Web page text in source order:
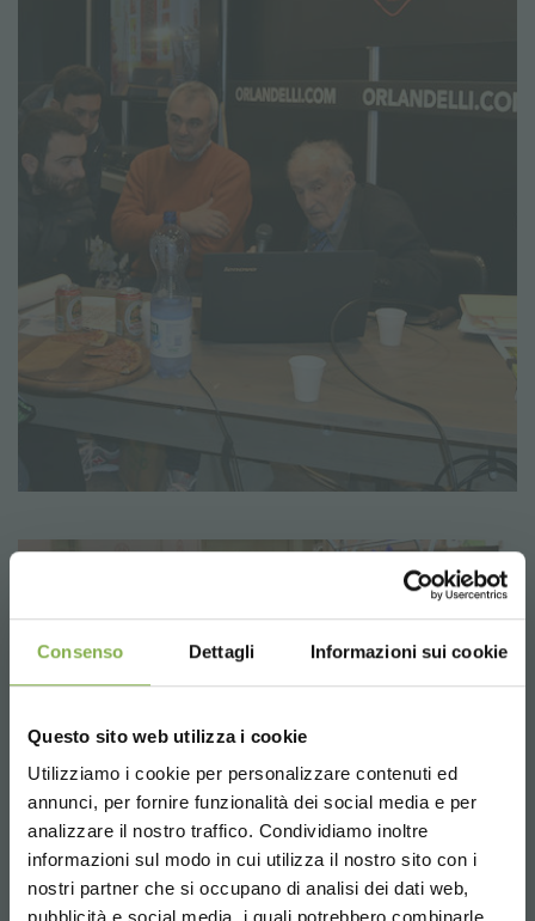
Consenso Dettagli Informazioni sui cookie
Questo sito web utilizza i cookie
Utilizziamo i cookie per personalizzare contenuti ed
annunci, per fornire funzionalità dei social media e per
analizzare il nostro traffico. Condividiamo inoltre
informazioni sul modo in cui utilizza il nostro sito con i
nostri partner che si occupano di analisi dei dati web,